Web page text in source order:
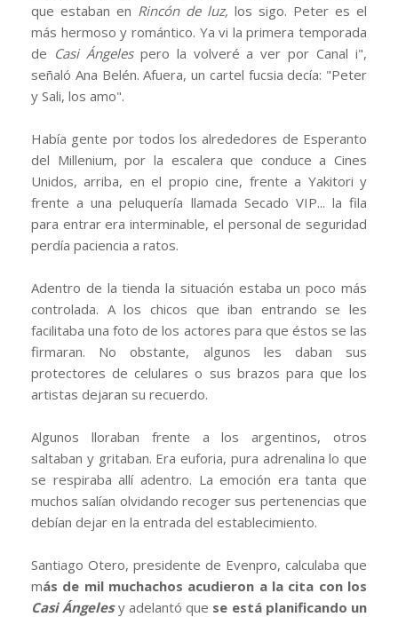
que estaban en Rincón de luz, los sigo. Peter es el
más hermoso y romántico. Ya vi la primera temporada
de Casi Ángelespero la volveré a ver por Canal i",
señaló Ana Belén. Afuera, un cartel fucsia decía: "Peter
y Sali, los amo".
Había gente por todos los alrededores de Esperanto
del Millenium, por la escalera que conduce a Cines
Unidos, arriba, en el propio cine, frente a Yakitori y
frente a una peluquería llamada Secado VIP... la fila
para entrar era interminable, el personal de seguridad
perdía paciencia a ratos.
Adentro de la tienda la situación estaba un poco más
controlada. A los chicos que iban entrando se les
facilitaba una foto de los actores para que éstos se las
firmaran. No obstante, algunos les daban sus
protectores de celulares o sus brazos para que los
artistas dejaran su recuerdo.
Algunos lloraban frente a los argentinos, otros
saltaban y gritaban. Era euforia, pura adrenalina lo que
se respiraba allí adentro. La emoción era tanta que
muchos salían olvidando recoger sus pertenencias que
debían dejar en la entrada del establecimiento.
Santiago Otero, presidente de Evenpro, calculaba que
más de mil muchachos acudieron a la cita con los
Casi Ángelesy adelantó que se está planificando un